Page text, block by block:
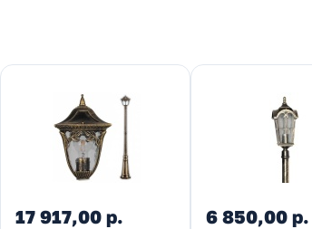
17 917,00 р. 6 850,00 р.